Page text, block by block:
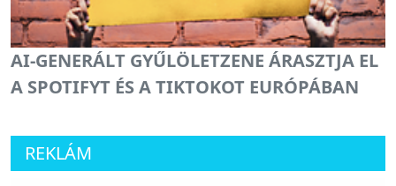
AI-GENERÁLT GYŰLÖLETZENE ÁRASZTJA EL
A SPOTIFYT ÉS A TIKTOKOT EURÓPÁBAN
REKLÁM